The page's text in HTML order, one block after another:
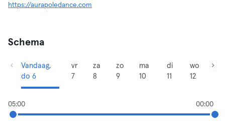
https://aurapoledance.com
Schema
Vandaag,
do 6
vr
7
za
8
zo
9
ma
10
di
11
wo
12
05:00 00:00